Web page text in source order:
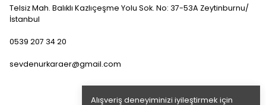
Alışveriş deneyiminizi iyileştirmek için
Telsiz Mah. Balıklı Kazlıçeşme Yolu Sok. No: 37-53A Zeytinburnu/
İstanbul
0539 207 34 20
sevdenurkaraer@gmail.com